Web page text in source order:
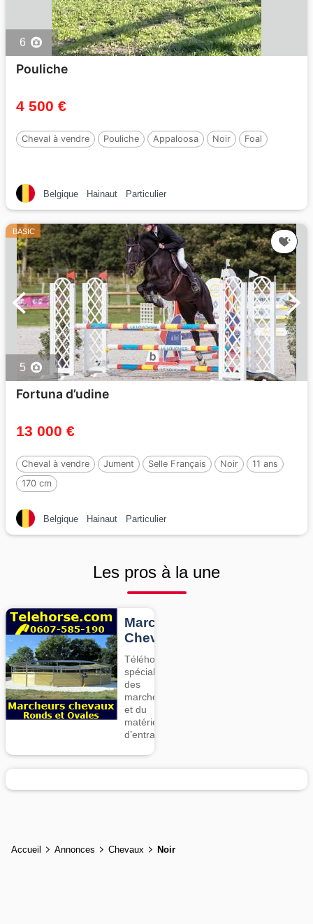
6
Pouliche
4 500 €
Cheval à vendre Pouliche Appaloosa Noir Foal
Belgique Hainaut Particulier
BASIC
5
Fortuna d’udine
13 000 €
Cheval à vendre Jument Selle Français Noir
11 ans
170 cm
Belgique Hainaut Particulier
Les pros à la une
Marcheurs
Chevaux
Téléhorse,
spécialiste
des
marcheurs
et du
matériel
d’entrainement
Accueil Annonces Chevaux Noir